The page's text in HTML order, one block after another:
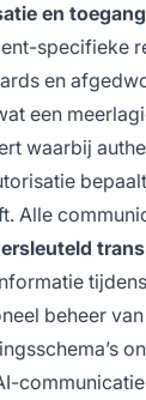
en
specifieke
en
een
waarbij
Alle
beheer